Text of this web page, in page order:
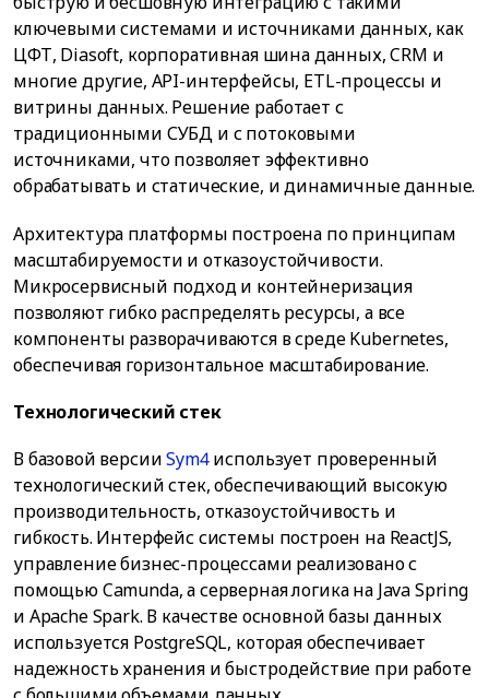
ключевыми системами и источниками данных, как
ЦФТ, Diasoft, корпоративная шина данных, CRM и
многие другие, API-интерфейсы, ETL-процессы и
витрины данных. Решение работает с
традиционными СУБД и с потоковыми
источниками, что позволяет эффективно
обрабатывать и статические, и динамичные данные.
Архитектура платформы построена по принципам
масштабируемости и отказоустойчивости.
Микросервисный подход и контейнеризация
позволяют гибко распределять ресурсы, а все
компоненты разворачиваются в среде Kubernetes,
обеспечивая горизонтальное масштабирование.
Технологический стек
В базовой версииSym4использует проверенный
технологический стек, обеспечивающий высокую
производительность, отказоустойчивость и
гибкость. Интерфейс системы построен на ReactJS,
управление бизнес-процессами реализовано с
помощью Camunda, а серверная логика на Java Spring
и Apache Spark. В качестве основной базы данных
используется PostgreSQL, которая обеспечивает
надежность хранения и быстродействие при работе